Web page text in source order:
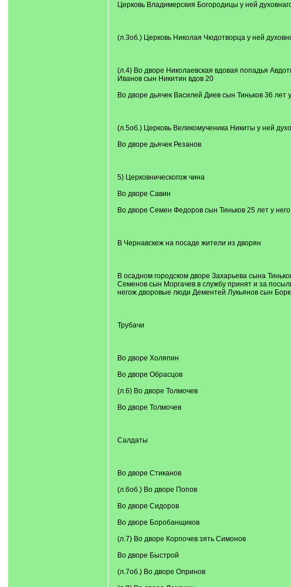
Церковь Владимерския Богородицы у ней
(л.3об.) Церковь Николая Чюдотворца у ней
(л.4) Во дворе Николаевская вдовая попадья
Иванов сын Никитин вдов 20
Во дворе дьячек Василей Диев сын Тиньков 36 лет
(л.5об.) Церковь Великомученика Никиты у ней
Во дворе дьячек Резанов
5) Церковническогож чина
Во дворе Савин
Во дворе Семен Федоров сын Тиньков 25 лет у
В Чернавскеж на посаде жители из дворян
В осадном городском дворе Захарьева сына
Семенов сын Моргачев в службу принят и за
негож дворовые люди Дементей Лукьянов сын
Трубачи
Во дворе Холяпин
Во дворе Обрасцов
(л.6) Во дворе Толмочев
Во дворе Толмочев
Салдаты
Во дворе Стиканов
(л.6об.) Во дворе Попов
Во дворе Сидоров
Во дворе Боробанщиков
(л.7) Во дворе Корпочев зять Симонов
Во дворе Быстрой
(л.7об.) Во дворе Опринов